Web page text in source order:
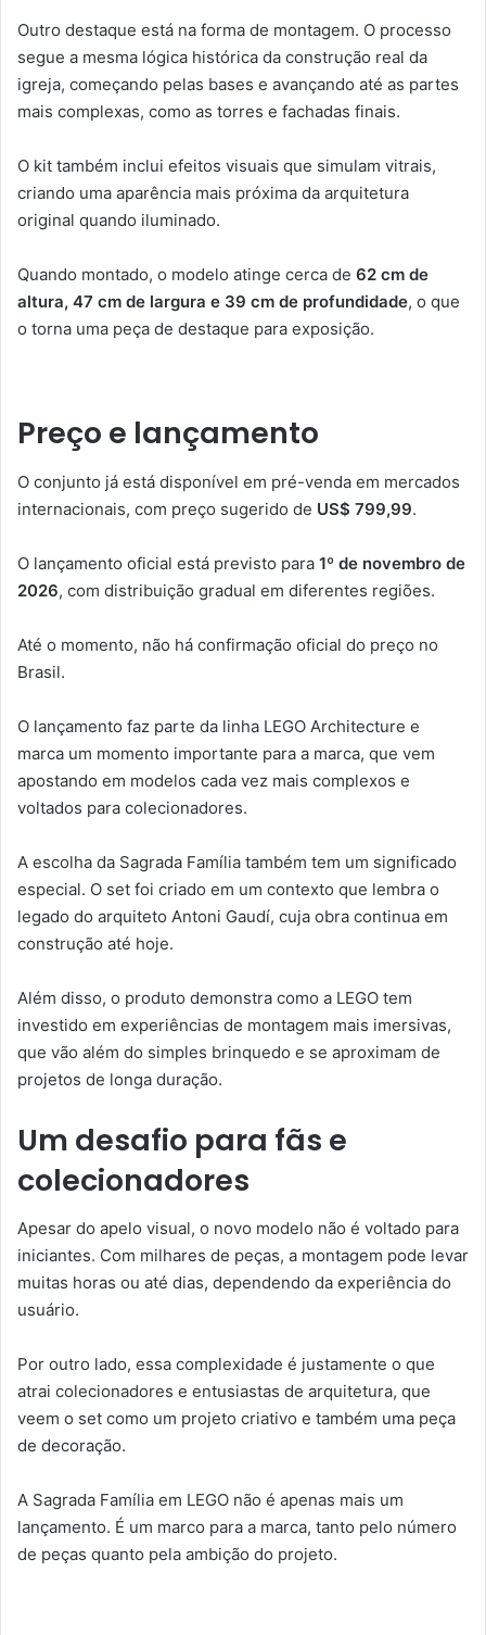
Outro destaque está na forma de montagem. O processo
segue a mesma lógica histórica da construção real da
igreja, começando pelas bases e avançando até as partes
mais complexas, como as torres e fachadas finais.
O kit também inclui efeitos visuais que simulam vitrais,
criando uma aparência mais próxima da arquitetura
original quando iluminado.
Quando montado, o modelo atinge cerca de 62 cm de
altura, 47 cm de largura e 39 cm de profundidade, o que
o torna uma peça de destaque para exposição.
Preço e lançamento
O conjunto já está disponível em pré-venda em mercados
internacionais, com preço sugerido de US$ 799,99.
O lançamento oficial está previsto para 1º de novembro de
2026, com distribuição gradual em diferentes regiões.
Até o momento, não há confirmação oficial do preço no
Brasil.
O lançamento faz parte da linha LEGO Architecture e
marca um momento importante para a marca, que vem
apostando em modelos cada vez mais complexos e
voltados para colecionadores.
A escolha da Sagrada Família também tem um significado
especial. O set foi criado em um contexto que lembra o
legado do arquiteto Antoni Gaudí, cuja obra continua em
construção até hoje.
Além disso, o produto demonstra como a LEGO tem
investido em experiências de montagem mais imersivas,
que vão além do simples brinquedo e se aproximam de
projetos de longa duração.
Um desafio para fãs e
colecionadores
Apesar do apelo visual, o novo modelo não é voltado para
iniciantes. Com milhares de peças, a montagem pode levar
muitas horas ou até dias, dependendo da experiência do
usuário.
Por outro lado, essa complexidade é justamente o que
atrai colecionadores e entusiastas de arquitetura, que
veem o set como um projeto criativo e também uma peça
de decoração.
A Sagrada Família em LEGO não é apenas mais um
lançamento. É um marco para a marca, tanto pelo número
de peças quanto pela ambição do projeto.